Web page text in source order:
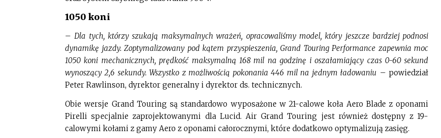
1050 koni
– Dla tych, którzy szukają maksymalnych wrażeń, opracowaliśmy model, który jeszcze bardziej podnosi
dynamikę jazdy. Zoptymalizowany pod kątem przyspieszenia, Grand Touring Performance zapewnia moc
1050 koni mechanicznych, prędkość maksymalną 168 mil na godzinę i oszałamiający czas 0-60 sekund
wynoszący 2,6 sekundy. Wszystko z możliwością pokonania 446 mil na jednym ładowaniu – powiedział
Peter Rawlinson, dyrektor generalny i dyrektor ds. technicznych.
Obie wersje Grand Touring są standardowo wyposażone w 21-calowe koła Aero Blade z oponami
Pirelli specjalnie zaprojektowanymi dla Lucid. Air Grand Touring jest również dostępny z 19-
calowymi kołami z gamy Aero z oponami całorocznymi, które dodatkowo optymalizują zasięg.